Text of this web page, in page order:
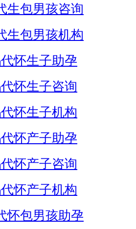
生包男孩咨询
生包男孩机构
怀生子助孕
怀生子咨询
怀生子机构
怀产子助孕
怀产子咨询
怀产子机构
怀包男孩助孕